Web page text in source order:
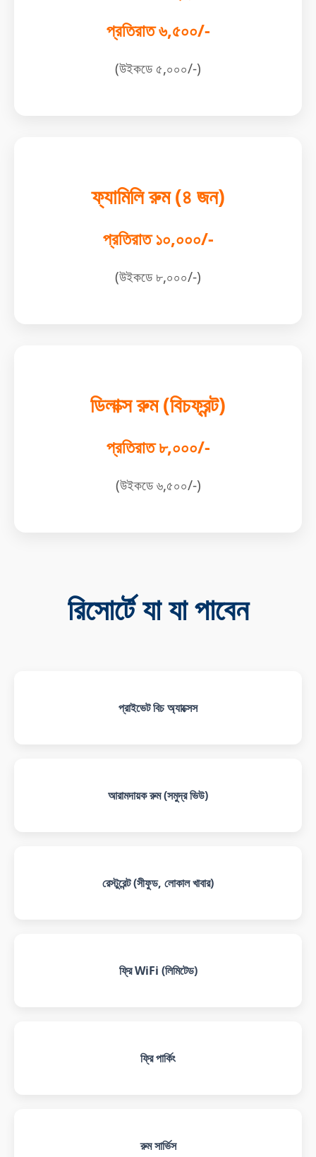
প্রতিরাত ৬,৫০০/-
(উইকডে ৫,০০০/-)
ফ্যামিলি রুম (৪ জন)
প্রতিরাত ১০,০০০/-
(উইকডে ৮,০০০/-)
ডিলাক্স রুম (বিচফ্রন্ট)
প্রতিরাত ৮,০০০/-
(উইকডে ৬,৫০০/-)
রিসোর্টে যা যা পাবেন
প্রাইভেট বিচ অ্যাক্সেস
আরামদায়ক রুম (সমুদ্র ভিউ)
রেস্টুরেন্ট (সীফুড, লোকাল খাবার)
ফ্রি WiFi (লিমিটেড)
ফ্রি পার্কিং
রুম সার্ভিস